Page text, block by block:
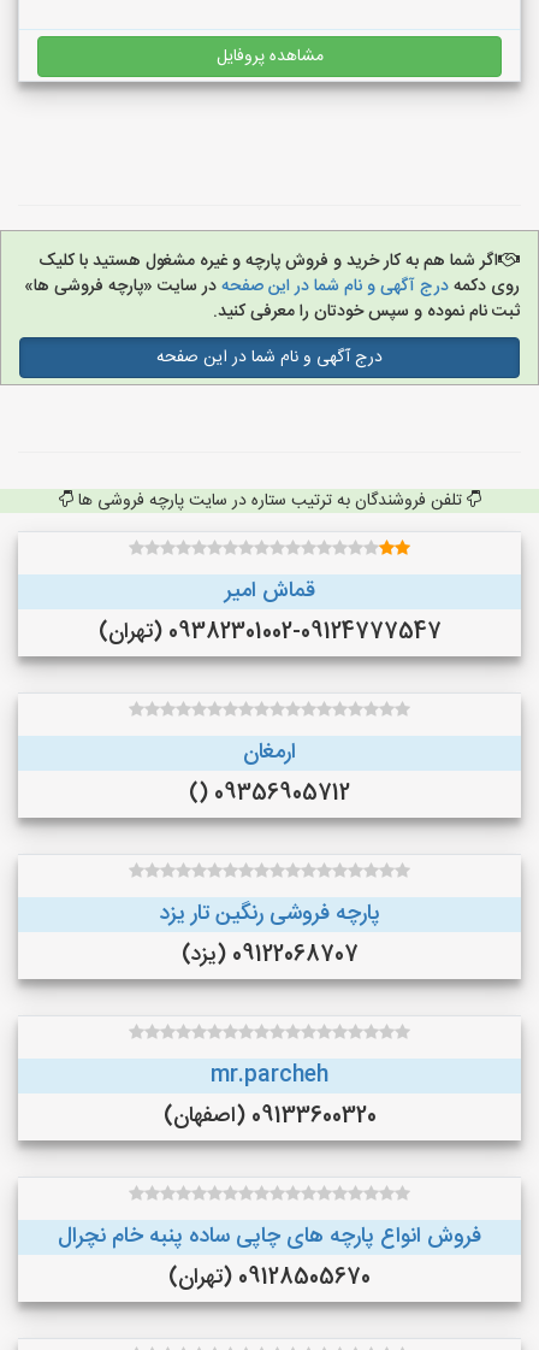
مشاهده پروفایل
اگر شما هم به کار خرید و فروش پارچه و غیره مشغول هستید با کلیک
روی دکمهدرج آگهی و نام شما در این صفحهدر سایت «پارچه فروشی ها»
ثبت نام نموده و سپس خودتان را معرفی کنید.
درج آگهی و نام شما در این صفحه
تلفن فروشندگان به ترتیب ستاره در سایت پارچه فروشی ها
قماش امیر
09382301002-09124777547 (تهران)
ارمغان
09356905712 ()
پارچه فروشی رنگین تار یزد
09122068707 (یزد)
mr.parcheh
09133600320 (اصفهان)
فروش انواع پارچه های چاپی ساده پنبه خام نچرال
09128505670 (تهران)